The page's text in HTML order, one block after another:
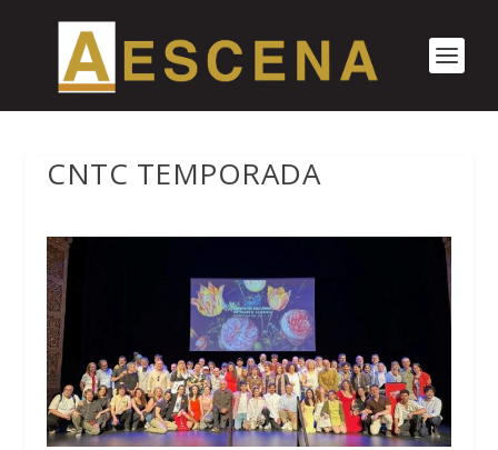
CNTC TEMPORADA